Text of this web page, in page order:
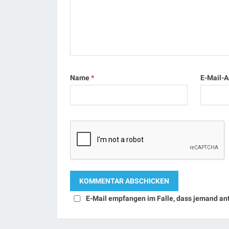
Name* E-Mail-
E-Mail empfangen im Falle, dass jemand